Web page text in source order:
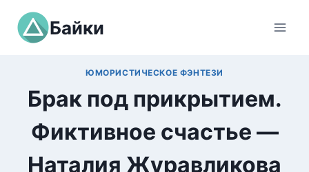
Перейти
содержимому
Байки
ЮМОРИСТИЧЕСКОЕ ФЭНТЕЗИ
Брак под прикрытием.
Фиктивное счастье —
Наталия Журавликова